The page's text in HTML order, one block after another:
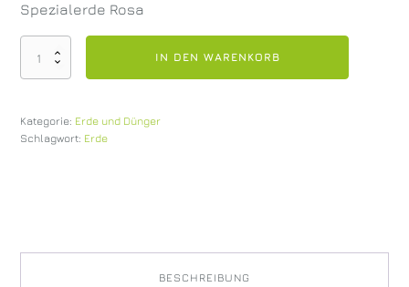
Spezialerde Rosa
Liter
Menge
IN DEN WARENKORB
Kategorie: Erde und Dünger
Schlagwort: Erde
BESCHREIBUNG